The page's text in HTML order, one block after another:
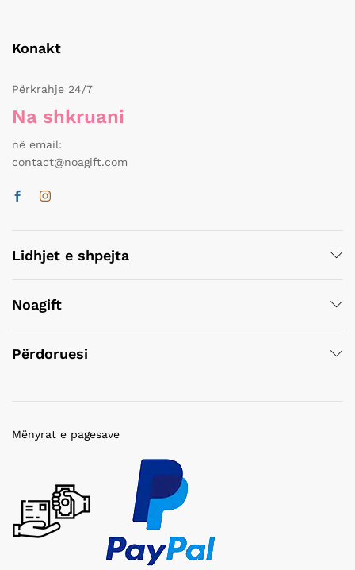
Konakt
Përkrahje 24/7
Na shkruani
në email:
contact@noagift.com
Lidhjet e shpejta
Noagift
Përdoruesi
Mënyrat e pagesave